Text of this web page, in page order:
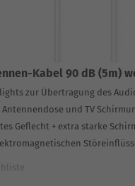
Kabel 90 dB (5m)
zur Übertragung des
Antennendose und TV
Geflecht + extra starke